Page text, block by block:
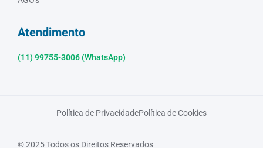
Atendimento
(11) 99755-3006 (WhatsApp)
Política de PrivacidadePolítica de Cookies
© 2025 Todos os Direitos Reservados